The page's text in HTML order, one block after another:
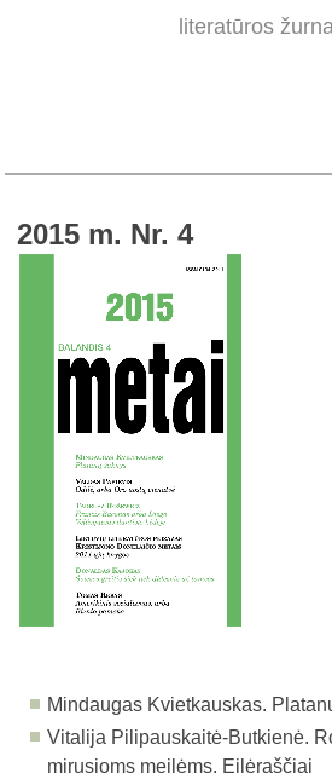
literatūros
2015 m. Nr. 4
Mindaugas Kvietkauskas.
Vitalija Pilipauskaitė-Butkienė.
mirusioms meilėms. Eilėraščiai